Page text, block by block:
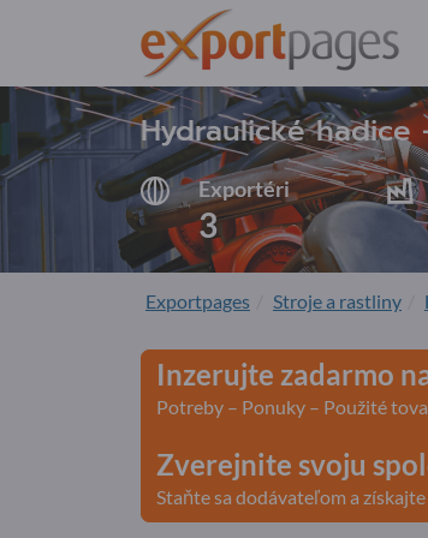
Hydraulické
Exportéri
3
Exportpages Stroje a rastliny
Inzerujte zadarmo
Potreby – Ponuky – Použité
Zverejnite svoju
Staňte sa dodávateľom a